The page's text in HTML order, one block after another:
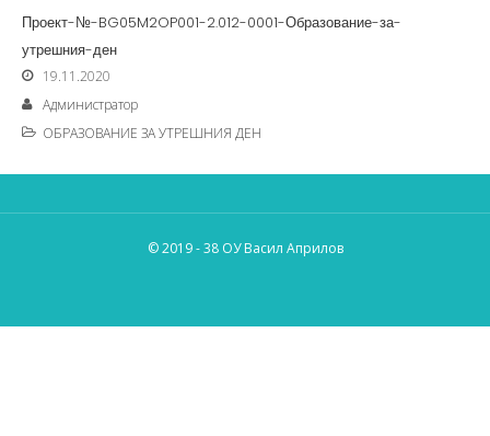
Проект-№-BG05M2OP001-2.012-0001-Образование-за-
утрешния-ден
19.11.2020
Администратор
ОБРАЗОВАНИЕ ЗА УТРЕШНИЯ ДЕН
© 2019 - 38 ОУ Васил Априлов